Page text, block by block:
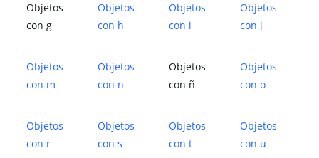
Objetos
con g
Objetos
con h
Objetos
con i
Objetos
con j
Objetos
con m
Objetos
con n
Objetos
con ñ
Objetos
con o
Objetos
con r
Objetos
con s
Objetos
con t
Objetos
con u